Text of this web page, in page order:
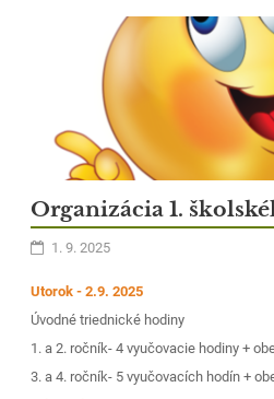
Organizácia 1.
1. 9. 2025
Utorok - 2.9. 2025
Úvodné triednické hodiny
1. a 2. ročník- 4 vyučovacie hodiny +
3. a 4. ročník- 5 vyučovacích hodín +